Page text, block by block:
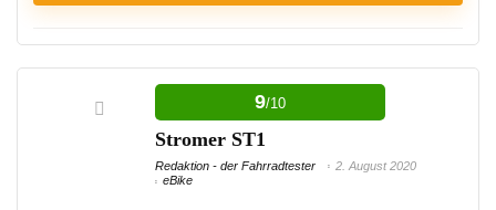
VORTEILE:
Starker Motor
Viele Ladezyklen möglich
45 km/h sind möglich
9/10
Stromer ST1
Redaktion - der Fahrradtester
2. August 2020
eBike